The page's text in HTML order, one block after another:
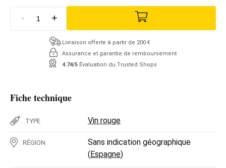
- +
Livraison offerte à partir de 200 €
Assurance et garantie de remboursement
4.74/5 Évaluation du Trusted Shops
Fiche technique
TYPE Vin rouge
RÉGION
Sans indication géographique
(Espagne)